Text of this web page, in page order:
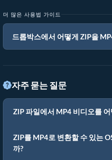
더 많은 사용법 가이드
드롭박스에서 어떻게 ZIP을
자주 묻는 질문
ZIP 파일에서 MP4 비디오를
ZIP를 MP4로 변환할 수 있는
까?